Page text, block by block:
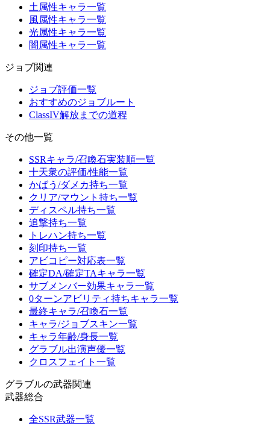
土属性キャラ一覧
風属性キャラ一覧
光属性キャラ一覧
闇属性キャラ一覧
ジョブ関連
ジョブ評価一覧
おすすめのジョブルート
ClassIV解放までの道程
その他一覧
SSRキャラ/召喚石実装順一覧
十天衆の評価/性能一覧
かばう/ダメカ持ち一覧
クリア/マウント持ち一覧
ディスペル持ち一覧
追撃持ち一覧
トレハン持ち一覧
刻印持ち一覧
アビコピー対応表一覧
確定DA/確定TAキャラ一覧
サブメンバー効果キャラ一覧
0ターンアビリティ持ちキャラ一覧
最終キャラ/召喚石一覧
キャラ/ジョブスキン一覧
キャラ年齢/身長一覧
グラブル出演声優一覧
クロスフェイト一覧
グラブルの武器関連
武器総合
全SSR武器一覧